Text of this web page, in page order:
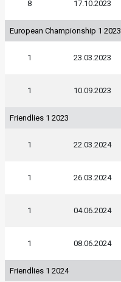
8 17.10.2023
European Championship 1 2023
1 23.03.2023
1 10.09.2023
Friendlies 1 2023
1 22.03.2024
1 26.03.2024
1 04.06.2024
1 08.06.2024
Friendlies 1 2024